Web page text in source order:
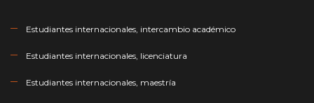
Estudiantes internacionales, intercambio académico
Estudiantes internacionales, licenciatura
Estudiantes internacionales, maestría